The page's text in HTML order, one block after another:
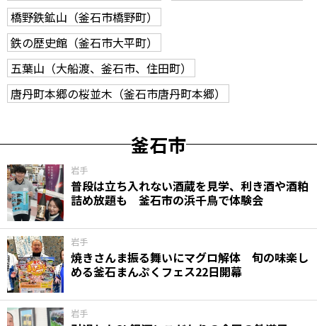
橋野鉄鉱山（釜石市橋野町）
鉄の歴史館（釜石市大平町）
五葉山（大船渡、釜石市、住田町）
唐丹町本郷の桜並木（釜石市唐丹町本郷）
釜石市
岩手
普段は立ち入れない酒蔵を見学、利き酒や酒粕
詰め放題も 釜石市の浜千鳥で体験会
岩手
焼きさんま振る舞いにマグロ解体 旬の味楽し
める釜石まんぷくフェス22日開幕
岩手